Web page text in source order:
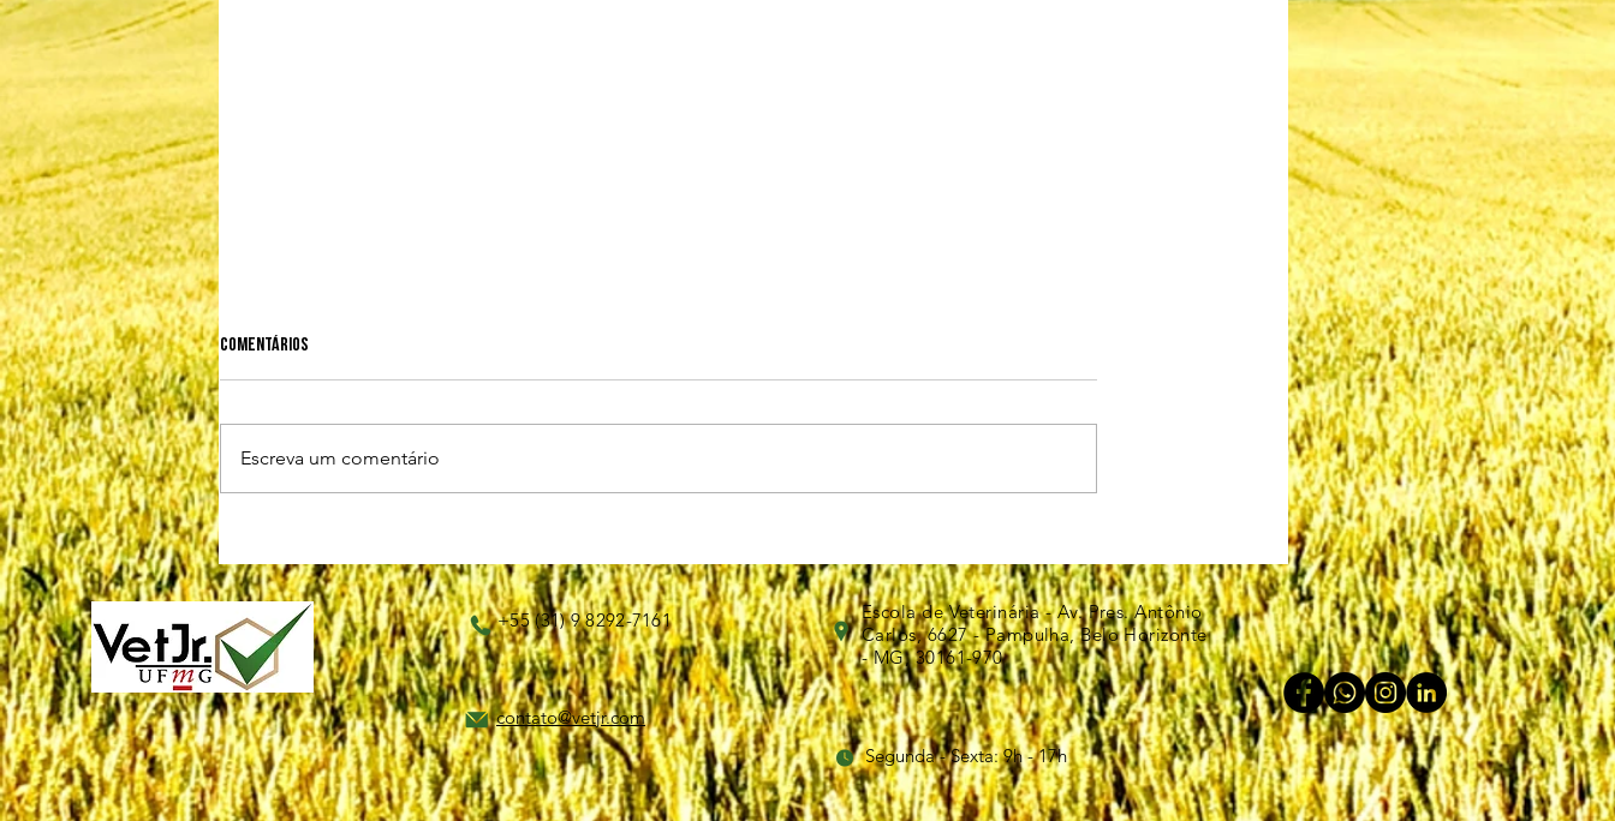
Biosseguridade: 7º, 8º e 9º elos Biosseguridade: 4º, 5º e 6º elos
Comentários
Escreva um comentário
+55 (31) 9 8292-7161
contato@vetjr.com
Escola de Veterinária - Av. Pres. Antônio
Carlos, 6627 - Pampulha, Belo Horizonte
- MG, 30161-970
Segunda - Sexta: 9h - 17h